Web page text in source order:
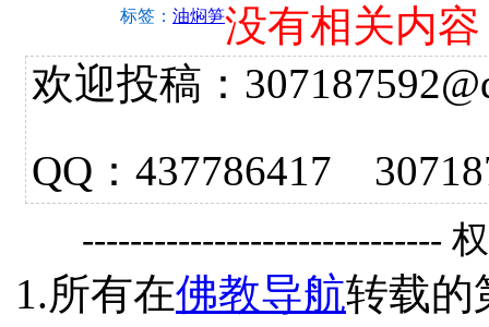
标签： 油焖笋没有相关内容
欢迎投稿：
QQ：437786417
------------------------------
1.所有在佛教导航转载的